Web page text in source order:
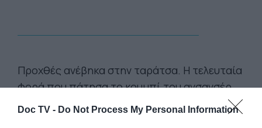
Doc TV - Do Not Process My Personal Information
Προχθές ανέβηκα στην ταράτσα. Η τελευταία
φορά που πάτησα το κουμπί του ανσανσέρ
στον τελευταίο όροφο ήταν, χρόνια πριν, για
να ανακαλύψω ποιος μου είχε κλέψει την